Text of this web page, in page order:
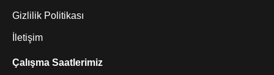
Gizlilik Politikası
İletişim
Çalışma Saatlerimiz